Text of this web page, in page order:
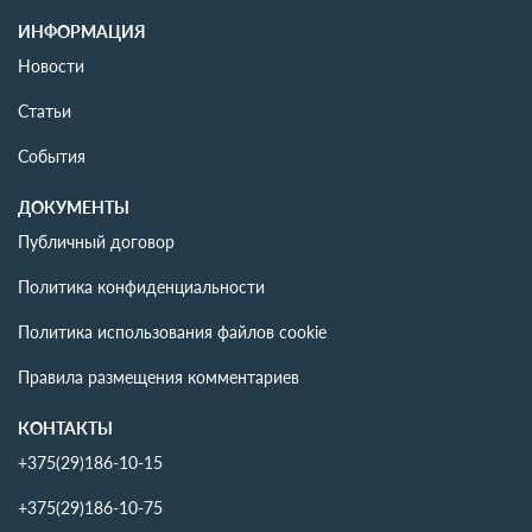
математика
музыка
динамические игры.
Формируются группы до 8 человек.
или 8 посещений в месяц.
Стоимость месячного абонемента при посещении 1
неделю – 123 рублей
ИНФОРМАЦИЯ
Новости
Статьи
События
ДОКУМЕНТЫ
Публичный договор
Политика конфиденциальности
Политика использования файлов cookie
Правила размещения комментариев
КОНТАКТЫ
+375(29)186-10-15
+375(29)186-10-75